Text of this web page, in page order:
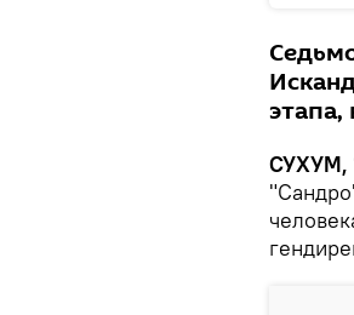
этапа,
СУХУМ,